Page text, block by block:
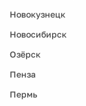
Новокузнецк
Новосибирск
Озёрск
Пенза
Пермь